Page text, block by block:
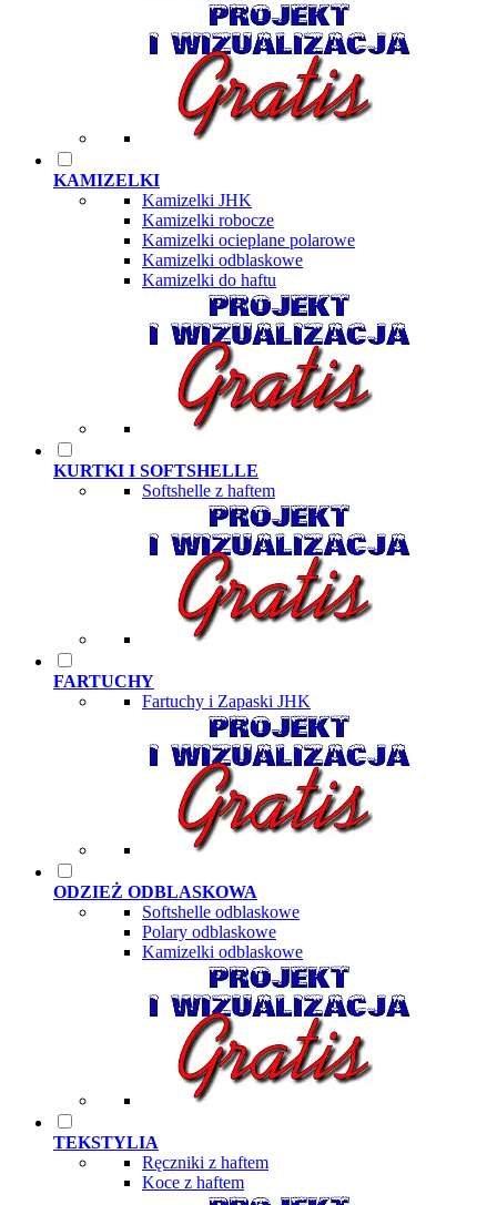
KAMIZELKI
Kamizelki JHK
Kamizelki robocze
Kamizelki ocieplane polarowe
Kamizelki odblaskowe
Kamizelki do haftu
KURTKI I SOFTSHELLE
Softshelle z haftem
FARTUCHY
Fartuchy i Zapaski JHK
ODZIEŻ ODBLASKOWA
Softshelle odblaskowe
Polary odblaskowe
Kamizelki odblaskowe
TEKSTYLIA
Ręczniki z haftem
Koce z haftem